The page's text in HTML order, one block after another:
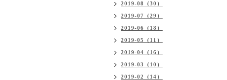
2019-08（30）
2019-07（29）
2019-06（18）
2019-05（11）
2019-04（16）
2019-03（10）
2019-02（14）